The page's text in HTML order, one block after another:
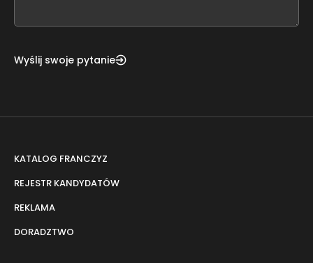
Wyślij swoje pytanie
KATALOG FRANCZYZ
REJESTR KANDYDATÓW
REKLAMA
DORADZTWO